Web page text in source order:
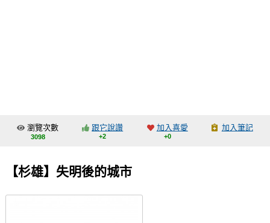
交流中心
會員功能選單
瀏覽次數
3098
跟它說讚
+2
加入喜愛
+0
加入筆記
【杉雄】失明後的城市